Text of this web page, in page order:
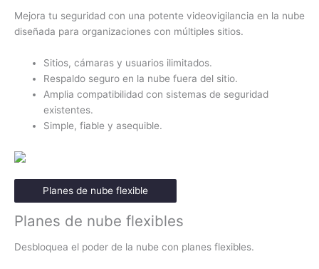
Mejora tu seguridad con una potente videovigilancia en la nube
diseñada para organizaciones con múltiples sitios.
Sitios, cámaras y usuarios ilimitados.
Respaldo seguro en la nube fuera del sitio.
Amplia compatibilidad con sistemas de seguridad
existentes.
Simple, fiable y asequible.
Planes de nube flexible
Planes de nube flexibles
Desbloquea el poder de la nube con planes flexibles.